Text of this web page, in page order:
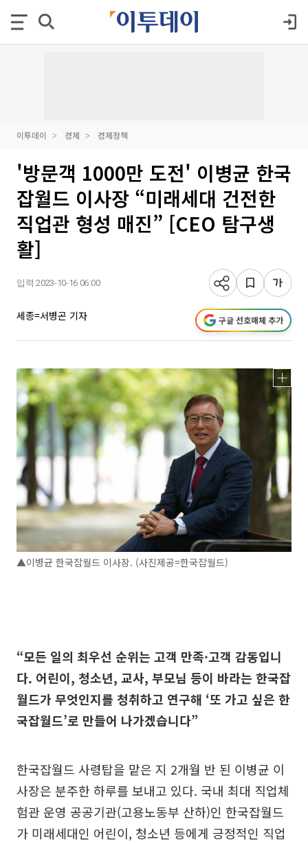
이투데이 경제 경제정책
'방문객 1000만 도전' 이병균 한국
잡월드 이사장 “미래세대 건전한
직업관 형성 매진” [CEO 탐구생
활]
입력 2023-10-16 06:00
세종=서병곤 기자 구글 선호매체 추가
▲이병균 한국잡월드 이사장. (사진제공=한국잡월드)
“모든 일의 최우선 순위는 고객 만족·고객 감동입니
다. 어린이, 청소년, 교사, 부모님 등이 바라는 한국잡
월드가 무엇인지를 청취하고 연구해 ‘또 가고 싶은 한
국잡월드’로 만들어 나가겠습니다”
한국잡월드 사령탑을 맡은 지 2개월 반 된 이병균 이
사장은 분주한 하루를 보내고 있다. 국내 최대 직업체
험관 운영 공공기관(고용노동부 산하)인 한국잡월드
가 미래세대인 어린이, 청소년 등에게 긍정적인 직업